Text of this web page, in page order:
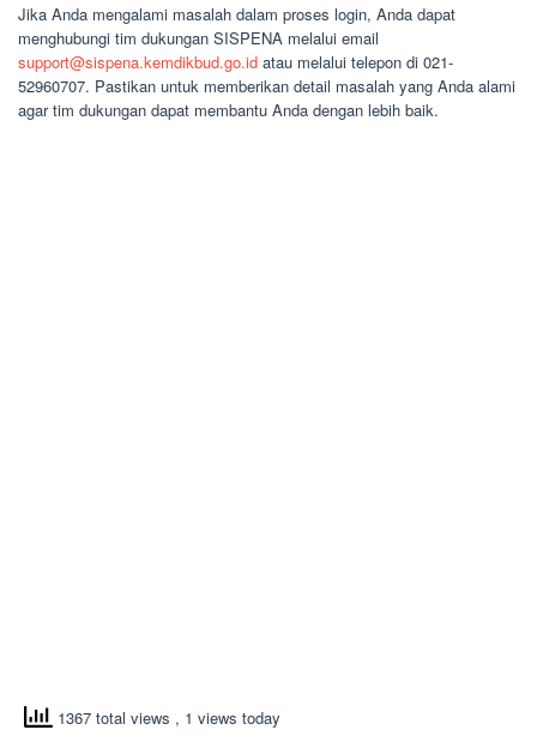
Jika Anda mengalami masalah dalam proses login, Anda dapat
menghubungi tim dukungan SISPENA melalui email
support@sispena.kemdikbud.go.id atau melalui telepon di 021-
52960707. Pastikan untuk memberikan detail masalah yang Anda alami
agar tim dukungan dapat membantu Anda dengan lebih baik.
1367 total views , 1 views today